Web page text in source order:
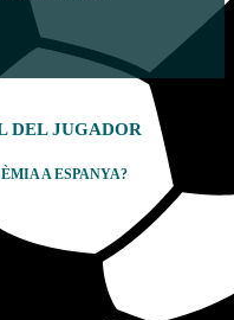
DEL JUGADOR
A ESPANYA?
trial presencial).